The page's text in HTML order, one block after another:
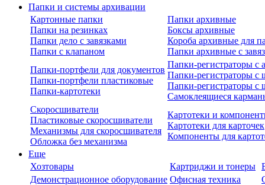
Папки и системы архивации
Картонные папки
Папки на резинках
Папки дело с завязками
Папки с клапаном
Папки архивные
Боксы архивные
Короба архивные для
Папки архивные с
Папки-портфели для документов
Папки-портфели пластиковые
Папки-картотеки
Папки-регистраторы с
Папки-регистраторы
Папки-регистраторы
Самоклеящиеся
Скоросшиватели
Пластиковые скоросшиватели
Механизмы для скоросшивателя
Обложка без механизма
Картотеки и
Картотеки для карточек
Компоненты для
Еще
Хозтовары
Картриджи и тонеры
Демонстрационное оборудование Офисная техника